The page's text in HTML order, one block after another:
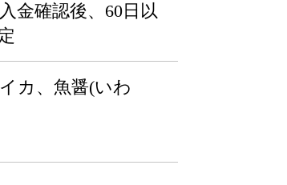
金確認後、60日以
カ、魚醤(いわ